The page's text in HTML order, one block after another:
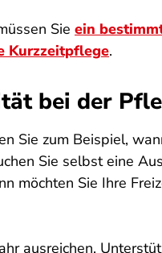
Sie ein
Kurzzeitpflege.
bei der
Sie zum Beispiel,
Sie selbst eine
möchten Sie Ihre
ausreichen.